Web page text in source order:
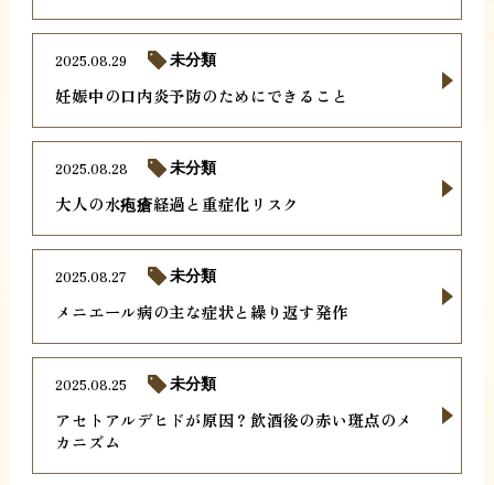
妊娠中の口内炎予防のためにできること
2025.08.29 未分類
大人の水疱瘡経過と重症化リスク
2025.08.28 未分類
メニエール病の主な症状と繰り返す発作
2025.08.27 未分類
アセトアルデヒドが原因？飲酒後の赤い斑点のメ
カニズム
2025.08.25 未分類